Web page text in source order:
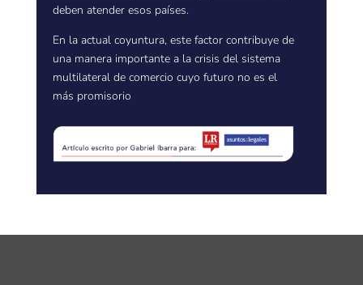
deben atender esos países.
En la actual coyuntura, este factor contribuye de
una manera importante a la crisis del sistema
multilateral de comercio cuyo futuro no es el
más promisorio